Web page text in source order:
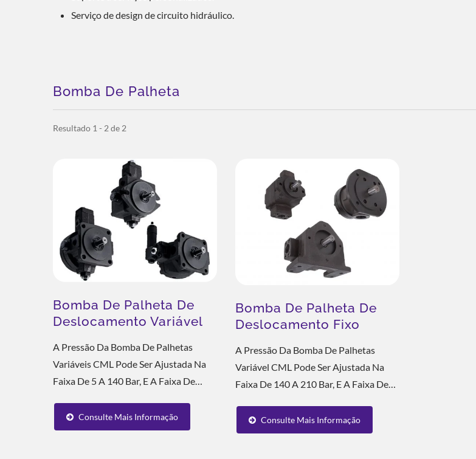
Serviço de design de circuito hidráulico.
Bomba De Palheta
Resultado 1 - 2 de 2
Bomba De Palheta De
Deslocamento Variável
A Pressão Da Bomba De Palhetas
Variáveis CML Pode Ser Ajustada Na
Faixa De 5 A 140 Bar, E A Faixa De
Antes De Fazer A Consulta, Você Pode
Informar A Pressão De Trabalho...
Consulte Mais Informação
Bomba De Palheta De
Deslocamento Fixo
A Pressão Da Bomba De Palhetas
Variável CML Pode Ser Ajustada Na
Faixa De 140 A 210 Bar, E A Faixa De
Antes De Fazer Uma Consulta, Você
Pode Informar A Pressão De Trabalho...
Consulte Mais Informação
Solução De Resfriamento ESG
Solução De Economia De
Energia